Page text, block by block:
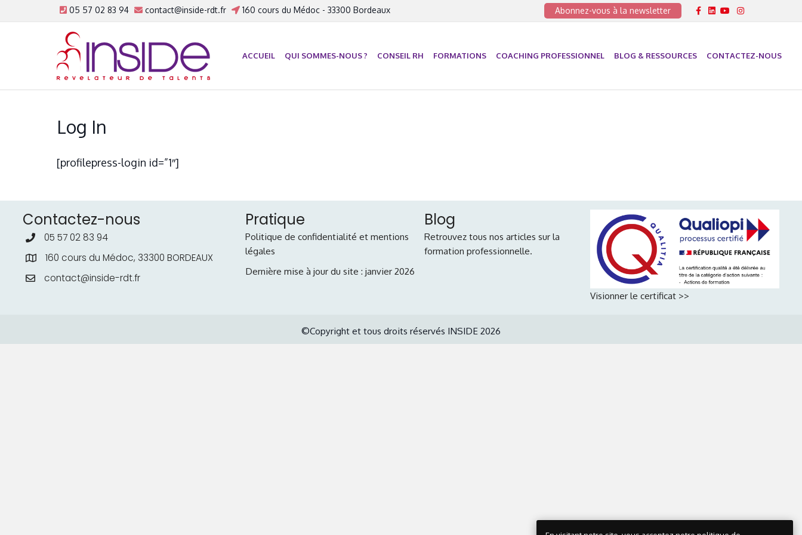
05 57 02 83 94 contact@inside-rdt.fr 160 cours du Médoc - 33300 Bordeaux Abonnez-vous à la newsletter Facebook
LinkedinYoutubeInstagram
ACCUEIL QUI SOMMES-NOUS ? CONSEIL RH FORMATIONS COACHING PROFESSIONNEL BLOG & RESSOURCES CONTACTEZ-NOUS
Log In
[profilepress-login id=”1″]
Contactez-nous
05 57 02 83 94
160 cours du Médoc, 33300 BORDEAUX
contact@inside-rdt.fr
Pratique
Politique de confidentialité et mentions
légales
Dernière mise à jour du site : janvier 2026
Blog
Retrouvez tous nos articles sur la
formation professionnelle.
Visionner le certificat >>
©Copyright et tous droits réservés INSIDE 2026